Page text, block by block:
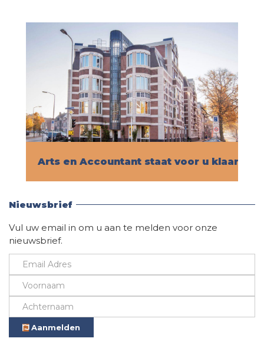
Arts en Accountant staat voor u klaar!
Nieuwsbrief
Vul uw email in om u aan te melden voor onze
nieuwsbrief.
Aanmelden